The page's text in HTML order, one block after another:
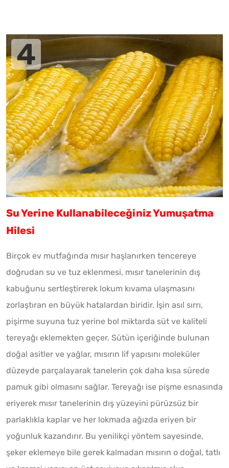
Su Yerine Kullanabileceğiniz Yumuşatma
Hilesi
Birçok ev mutfağında mısır haşlanırken tencereye
doğrudan su ve tuz eklenmesi, mısır tanelerinin dış
kabuğunu sertleştirerek lokum kıvama ulaşmasını
zorlaştıran en büyük hatalardan biridir. İşin asıl sırrı,
pişirme suyuna tuz yerine bol miktarda süt ve kaliteli
tereyağı eklemekten geçer. Sütün içeriğinde bulunan
doğal asitler ve yağlar, mısırın lif yapısını moleküler
düzeyde parçalayarak tanelerin çok daha kısa sürede
pamuk gibi olmasını sağlar. Tereyağı ise pişme esnasında
eriyerek mısır tanelerinin dış yüzeyini pürüzsüz bir
parlaklıkla kaplar ve her lokmada ağızda eriyen bir
yoğunluk kazandırır. Bu yenilikçi yöntem sayesinde,
şeker eklemeye bile gerek kalmadan mısırın o doğal, tatlı